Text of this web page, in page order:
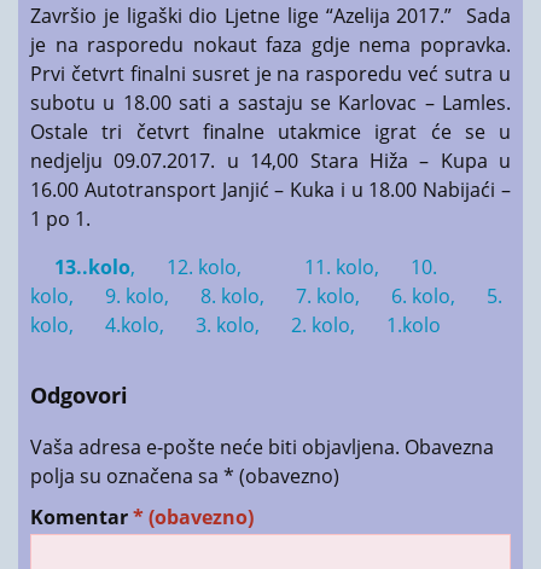
Završio je ligaški dio Ljetne lige “Azelija 2017.” Sada
je na rasporedu nokaut faza gdje nema popravka.
Prvi četvrt finalni susret je na rasporedu već sutra u
subotu u 18.00 sati a sastaju se Karlovac – Lamles.
Ostale tri četvrt finalne utakmice igrat će se u
nedjelju 09.07.2017. u 14,00 Stara Hiža – Kupa u
16.00 Autotransport Janjić – Kuka i u 18.00 Nabijaći –
1 po 1.
13..kolo, 12. kolo, 11. kolo,
10.
kolo,
9. kolo, 8. kolo, 7. kolo, 6. kolo,
5.
kolo,
4.kolo, 3. kolo, 2. kolo, 1.kolo
Odgovori
Vaša adresa e-pošte neće biti objavljena. Obavezna
polja su označena sa * (obavezno)
Komentar* (obavezno)